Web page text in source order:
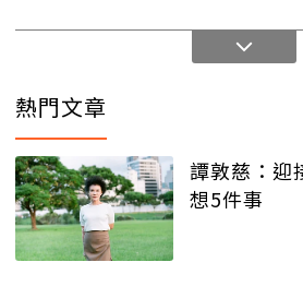
熱門文章
譚敦慈：迎
想5件事